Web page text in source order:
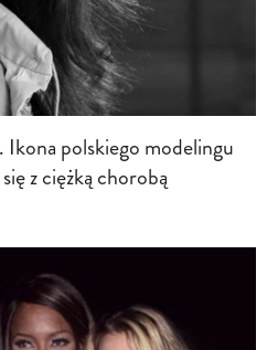
Ikona polskiego modelingu
z ciężką chorobą